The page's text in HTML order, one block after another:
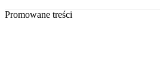
Promowane treści